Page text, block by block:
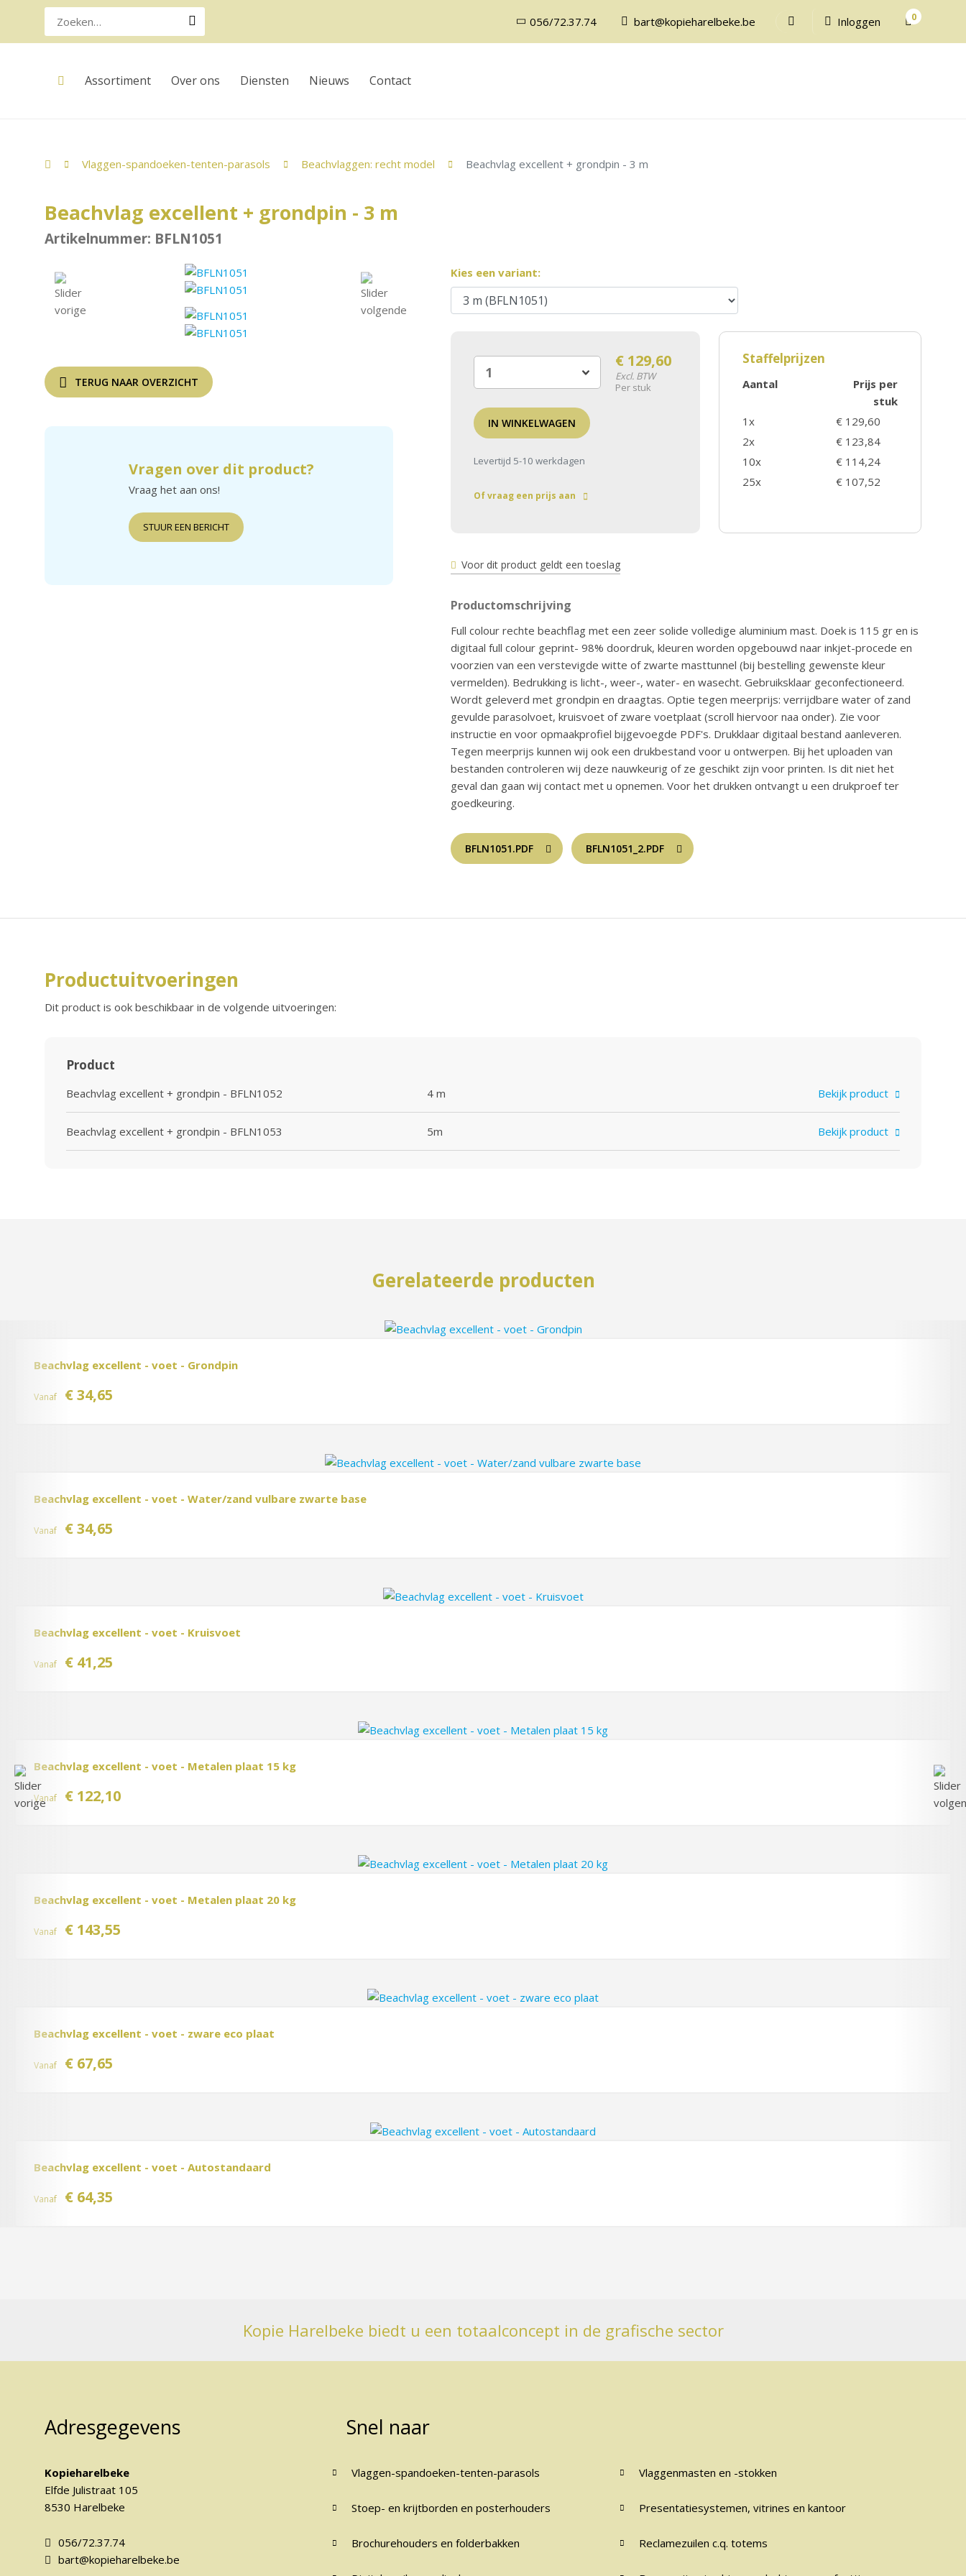
056/72.37.74 bart@kopieharelbeke.be Inloggen 0
Assortiment Over ons Diensten Nieuws Contact
Vlaggen-spandoeken-tenten-parasols Beachvlaggen: recht model Beachvlag excellent + grondpin - 3 m
Beachvlag excellent + grondpin - 3 m
Artikelnummer: BFLN1051
TERUG NAAR OVERZICHT
Vragen over dit product?
Vraag het aan ons!
STUUR EEN BERICHT
Kies een variant:
€ 129,60
Excl. BTW
Per stuk
IN WINKELWAGEN
Levertijd 5-10 werkdagen
Of vraag een prijs aan
Staffelprijzen
Aantal
Prijs per
stuk
1x
€ 129,60
2x
€ 123,84
10x
€ 114,24
25x
€ 107,52
Voor dit product geldt een toeslag
Productomschrijving
Full colour rechte beachflag met een zeer solide volledige aluminium mast. Doek is 115 gr en is
digitaal full colour geprint- 98% doordruk, kleuren worden opgebouwd naar inkjet-procede en
voorzien van een verstevigde witte of zwarte masttunnel (bij bestelling gewenste kleur
vermelden). Bedrukking is licht-, weer-, water- en wasecht. Gebruiksklaar geconfectioneerd.
Wordt geleverd met grondpin en draagtas. Optie tegen meerprijs: verrijdbare water of zand
gevulde parasolvoet, kruisvoet of zware voetplaat (scroll hiervoor naa onder). Zie voor
instructie en voor opmaakprofiel bijgevoegde PDF's. Drukklaar digitaal bestand aanleveren.
Tegen meerprijs kunnen wij ook een drukbestand voor u ontwerpen. Bij het uploaden van
bestanden controleren wij deze nauwkeurig of ze geschikt zijn voor printen. Is dit niet het
geval dan gaan wij contact met u opnemen. Voor het drukken ontvangt u een drukproef ter
goedkeuring.
BFLN1051.PDF BFLN1051_2.PDF
Productuitvoeringen
Dit product is ook beschikbaar in de volgende uitvoeringen:
Product
Beachvlag excellent + grondpin - BFLN1052 4 m Bekijk product
Beachvlag excellent + grondpin - BFLN1053 5m Bekijk product
Gerelateerde producten
Beachvlag excellent - voet - Grondpin
Vanaf € 34,65
Beachvlag excellent - voet - Water/zand vulbare zwarte base
Vanaf € 34,65
Beachvlag excellent - voet - Kruisvoet
Vanaf € 41,25
Beachvlag excellent - voet - Metalen plaat 15 kg
Vanaf € 122,10
Beachvlag excellent - voet - Metalen plaat 20 kg
Vanaf € 143,55
Beachvlag excellent - voet - zware eco plaat
Vanaf € 67,65
Beachvlag excellent - voet - Autostandaard
Vanaf € 64,35
Kopie Harelbeke biedt u een totaalconcept in de grafische sector
Adresgegevens
Kopieharelbeke
Elfde Julistraat 105
8530 Harelbeke
056/72.37.74
bart@kopieharelbeke.be
Snel naar
Vlaggen-spandoeken-tenten-parasols Vlaggenmasten en -stokken
Stoep- en krijtborden en posterhouders Presentatiesystemen, vitrines en kantoor
Brochurehouders en folderbakken Reclamezuilen c.q. totems